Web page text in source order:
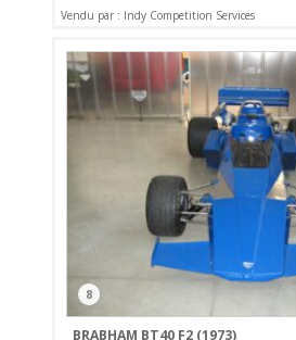
Vendu par : Indy Competition Services
8
BRABHAM BT40 F2 (1973)